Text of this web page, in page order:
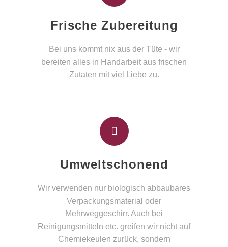
Frische Zubereitung
Bei uns kommt nix aus der Tüte - wir
bereiten alles in Handarbeit aus frischen
Zutaten mit viel Liebe zu.
Umweltschonend
Wir verwenden nur biologisch abbaubares
Verpackungsmaterial oder
Mehrweggeschirr. Auch bei
Reinigungsmitteln etc. greifen wir nicht auf
Chemiekeulen zurück, sondern